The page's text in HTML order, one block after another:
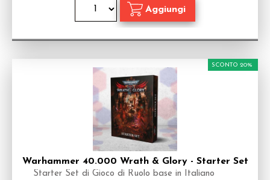
Warhammer 40.000 Wrath & Glory - Starter Set
Starter Set di Gioco di Ruolo base in Italiano
SCONTO 20%